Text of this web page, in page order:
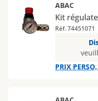
ABAC
Kit
Réf. 74451071
PRIX